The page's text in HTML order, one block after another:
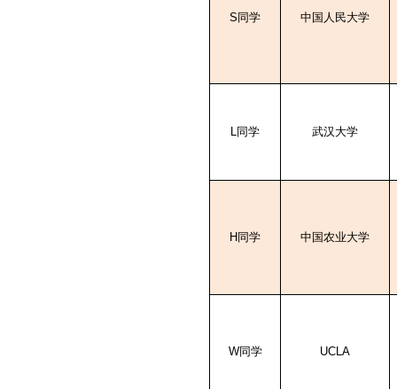
S 同学 中国人民大学
L同学 武汉大学
H 同学 中国农业大学
W同学 UCLA